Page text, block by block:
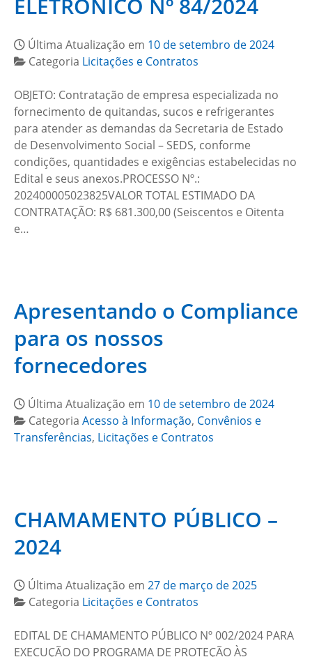
ELETRÔNICO Nº 84/2024
Última Atualização em 10 de setembro de 2024
Categoria Licitações e Contratos
OBJETO: Contratação de empresa especializada no
fornecimento de quitandas, sucos e refrigerantes
para atender as demandas da Secretaria de Estado
de Desenvolvimento Social – SEDS, conforme
condições, quantidades e exigências estabelecidas no
Edital e seus anexos.PROCESSO Nº.:
202400005023825VALOR TOTAL ESTIMADO DA
CONTRATAÇÃO: R$ 681.300,00 (Seiscentos e Oitenta
e…
Apresentando o Compliance
para os nossos
fornecedores
Última Atualização em 10 de setembro de 2024
Categoria Acesso à Informação, Convênios e
Transferências, Licitações e Contratos
CHAMAMENTO PÚBLICO –
2024
Última Atualização em 27 de março de 2025
Categoria Licitações e Contratos
EDITAL DE CHAMAMENTO PÚBLICO Nº 002/2024 PARA
EXECUÇÃO DO PROGRAMA DE PROTEÇÃO ÀS